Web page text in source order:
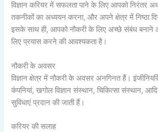
विज्ञान करियर में सफलता पाने के लिए आपको निरंतर
तकनीकों का अध्ययन करना, और अपने क्षेत्र में निष्ठा
इसके साथ ही, आपको नौकरी के लिए अच्छे संबंध बनाने
लिए प्रयास करने की आवश्यकता है।
नौकरी के अवसर
विज्ञान क्षेत्र में नौकरी के अवसर अनगिनत हैं।
कंपनियां, खगोल विज्ञान संस्थान, चिकित्सा संस्थान,
सुविधाएं प्रदान की जाती हैं।
करियर की सलाह